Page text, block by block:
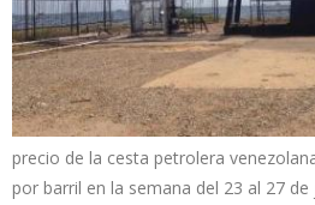
precio de la cesta petrolera
por barril en la semana del 23 al 27